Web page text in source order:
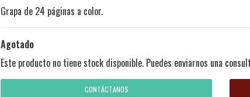
Grapa de 24 páginas a color.
Agotado
Este producto no tiene stock disponible. Puedes enviarnos una
CONTÁCTANOS